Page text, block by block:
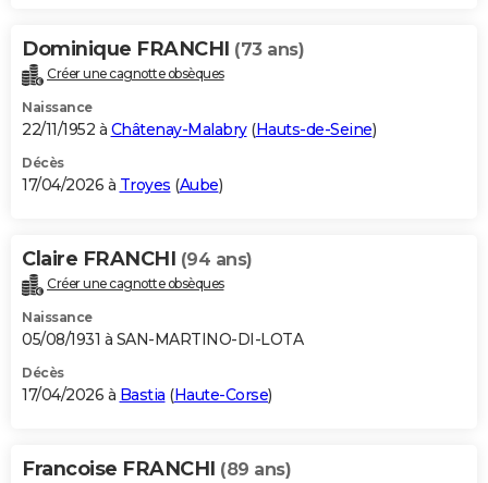
Dominique FRANCHI (73 ans)
Créer une cagnotte obsèques
Naissance
22/11/1952 à Châtenay-Malabry(Hauts-de-Seine)
Décès
17/04/2026 à Troyes (Aube)
Claire FRANCHI (94 ans)
Créer une cagnotte obsèques
Naissance
05/08/1931 à SAN-MARTINO-DI-LOTA
Décès
17/04/2026 à Bastia (Haute-Corse)
Francoise FRANCHI (89 ans)